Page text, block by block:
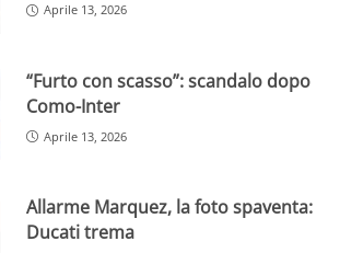
Aprile 13, 2026
“Furto con scasso”: scandalo dopo
Como-Inter
Aprile 13, 2026
Allarme Marquez, la foto spaventa:
Ducati trema